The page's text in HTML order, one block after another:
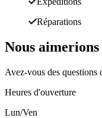
Réparations
Nous
Avez-vous des questions
Heures d'ouverture
Lun/Ven